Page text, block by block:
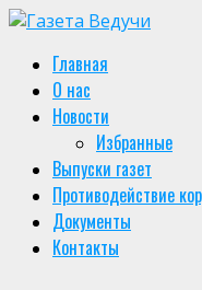
Skip
content
Primary
Menu
Главная
О нас
Новости
Избранные
Выпуски газет
Противодействие
Документы
Контакты